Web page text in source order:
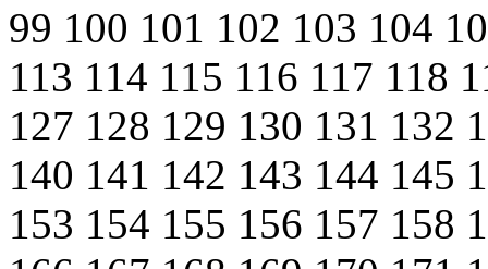
99 100 101 102 103 104
113 114 115 116 117 118
127 128 129 130 131 132
140 141 142 143 144 145
153 154 155 156 157 158